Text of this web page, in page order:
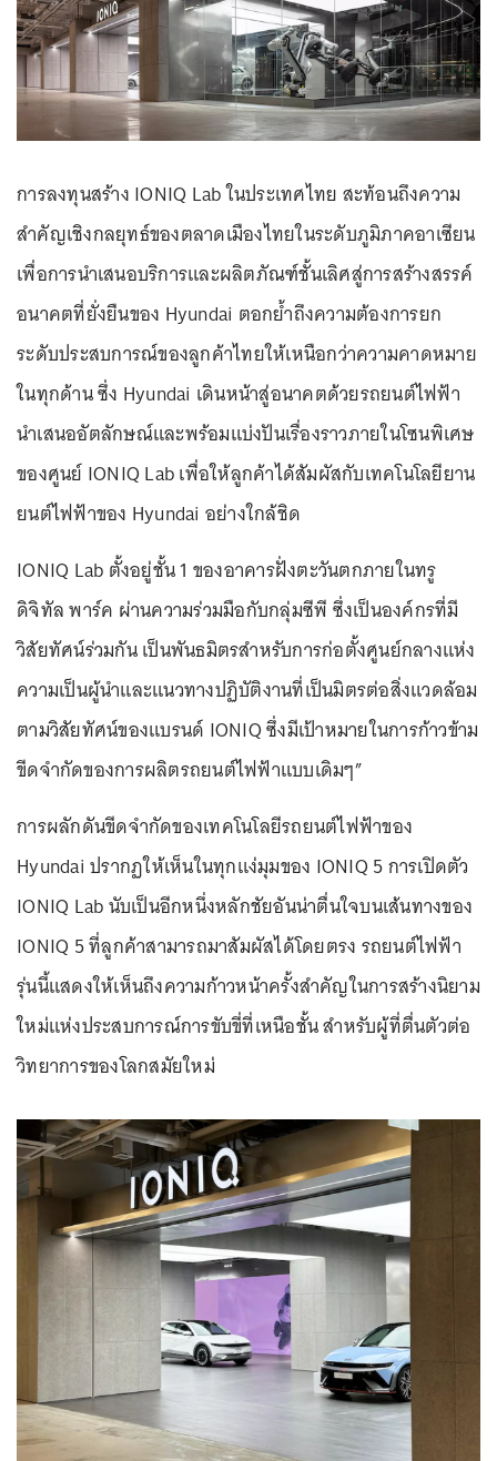
การลงทุนสร้าง IONIQ Lab ในประเทศไทย สะท้อนถึงความ
สำคัญเชิงกลยุทธ์ของตลาดเมืองไทยในระดับภูมิภาคอาเซียน
เพื่อการนำเสนอบริการและผลิตภัณฑ์ชั้นเลิศสู่การสร้างสรรค์
อนาคตที่ยั่งยืนของ Hyundai ตอกย้ำถึงความต้องการยก
ระดับประสบการณ์ของลูกค้าไทยให้เหนือกว่าความคาดหมาย
ในทุกด้าน ซึ่ง Hyundai เดินหน้าสู่อนาคตด้วยรถยนต์ไฟฟ้า
นำเสนออัตลักษณ์และพร้อมแบ่งปันเรื่องราวภายในโซนพิเศษ
ของศูนย์ IONIQ Lab เพื่อให้ลูกค้าได้สัมผัสกับเทคโนโลยียาน
ยนต์ไฟฟ้าของ Hyundai อย่างใกล้ชิด
IONIQ Lab ตั้งอยู่ชั้น 1 ของอาคารฝั่งตะวันตกภายในทรู
ดิจิทัล พาร์ค ผ่านความร่วมมือกับกลุ่มซีพี ซึ่งเป็นองค์กรที่มี
วิสัยทัศน์ร่วมกัน เป็นพันธมิตรสำหรับการก่อตั้งศูนย์กลางแห่ง
ความเป็นผู้นำและแนวทางปฏิบัติงานที่เป็นมิตรต่อสิ่งแวดล้อม
ตามวิสัยทัศน์ของแบรนด์ IONIQ ซึ่งมีเป้าหมายในการก้าวข้าม
ขีดจำกัดของการผลิตรถยนต์ไฟฟ้าแบบเดิมๆ”
การผลักดันขีดจำกัดของเทคโนโลยีรถยนต์ไฟฟ้าของ
Hyundai ปรากฏให้เห็นในทุกแง่มุมของ IONIQ 5 การเปิดตัว
IONIQ Lab นับเป็นอีกหนึ่งหลักชัยอันน่าตื่นใจบนเส้นทางของ
IONIQ 5 ที่ลูกค้าสามารถมาสัมผัสได้โดยตรง รถยนต์ไฟฟ้า
รุ่นนี้แสดงให้เห็นถึงความก้าวหน้าครั้งสำคัญในการสร้างนิยาม
ใหม่แห่งประสบการณ์การขับขี่ที่เหนือชั้น สำหรับผู้ที่ตื่นตัวต่อ
วิทยาการของโลกสมัยใหม่